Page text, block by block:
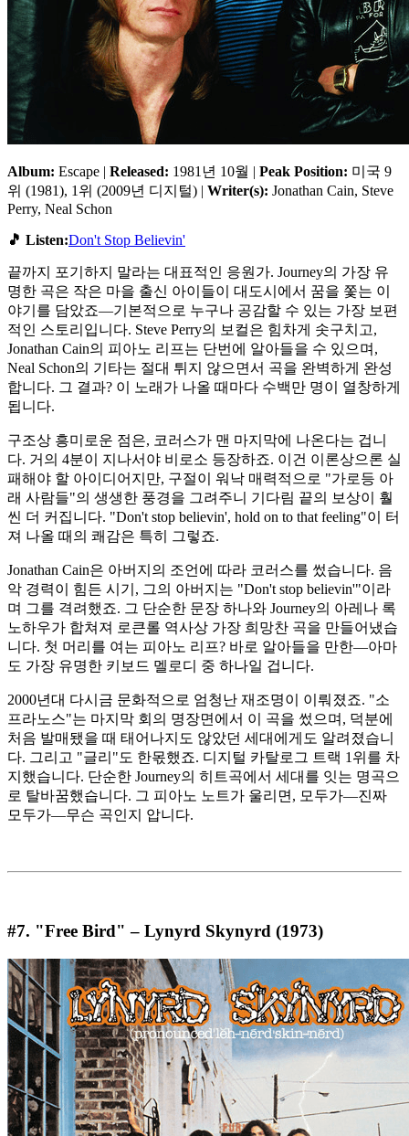
Album: Escape | Released: 1981년 10월 | Peak Position: 미국 9
위 (1981), 1위 (2009년 디지털) | Writer(s): Jonathan Cain, Steve
Perry, Neal Schon
🎵 Listen:Don't Stop Believin'
끝까지 포기하지 말라는 대표적인 응원가. Journey의 가장 유
명한 곡은 작은 마을 출신 아이들이 대도시에서 꿈을 쫓는 이
야기를 담았죠—기본적으로 누구나 공감할 수 있는 가장 보편
적인 스토리입니다. Steve Perry의 보컬은 힘차게 솟구치고,
Jonathan Cain의 피아노 리프는 단번에 알아들을 수 있으며,
Neal Schon의 기타는 절대 튀지 않으면서 곡을 완벽하게 완성
합니다. 그 결과? 이 노래가 나올 때마다 수백만 명이 열창하게
됩니다.
구조상 흥미로운 점은, 코러스가 맨 마지막에 나온다는 겁니
다. 거의 4분이 지나서야 비로소 등장하죠. 이건 이론상으론 실
패해야 할 아이디어지만, 구절이 워낙 매력적으로 "가로등 아
래 사람들"의 생생한 풍경을 그려주니 기다림 끝의 보상이 훨
씬 더 커집니다. "Don't stop believin', hold on to that feeling"이 터
져 나올 때의 쾌감은 특히 그렇죠.
Jonathan Cain은 아버지의 조언에 따라 코러스를 썼습니다. 음
악 경력이 힘든 시기, 그의 아버지는 "Don't stop believin'"이라
며 그를 격려했죠. 그 단순한 문장 하나와 Journey의 아레나 록
노하우가 합쳐져 로큰롤 역사상 가장 희망찬 곡을 만들어냈습
니다. 첫 머리를 여는 피아노 리프? 바로 알아들을 만한—아마
도 가장 유명한 키보드 멜로디 중 하나일 겁니다.
2000년대 다시금 문화적으로 엄청난 재조명이 이뤄졌죠. "소
프라노스"는 마지막 회의 명장면에서 이 곡을 썼으며, 덕분에
처음 발매됐을 때 태어나지도 않았던 세대에게도 알려졌습니
다. 그리고 "글리"도 한몫했죠. 디지털 카탈로그 트랙 1위를 차
지했습니다. 단순한 Journey의 히트곡에서 세대를 잇는 명곡으
로 탈바꿈했습니다. 그 피아노 노트가 울리면, 모두가—진짜
모두가—무슨 곡인지 압니다.
#7. "Free Bird" – Lynyrd Skynyrd (1973)